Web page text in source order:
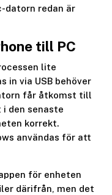
datorn redan är
till PC
lite
in via USB behöver
får åtkomst till
i den senaste
korrekt.
användas för att
för enheten
därifrån, men det